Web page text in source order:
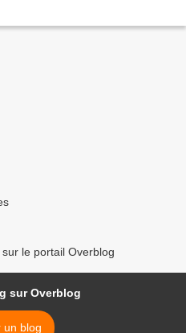
le portail Overblog
sur Overblog
un blog